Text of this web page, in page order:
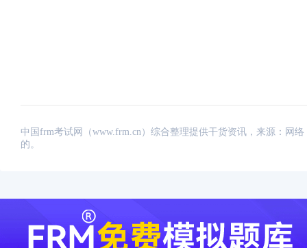
中国frm考试网（www.frm.cn）综合整理提供干货资讯，来源：网
的。